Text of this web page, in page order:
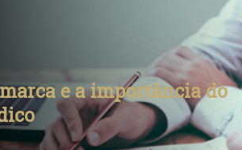
e a importância do